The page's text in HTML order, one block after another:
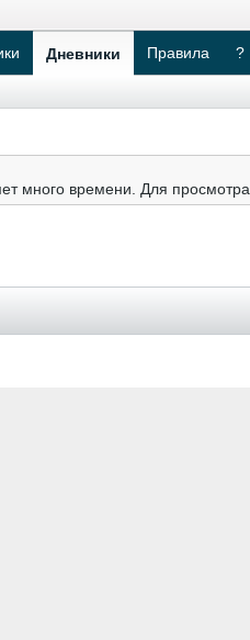
Дневники Правила ?
много времени. Для